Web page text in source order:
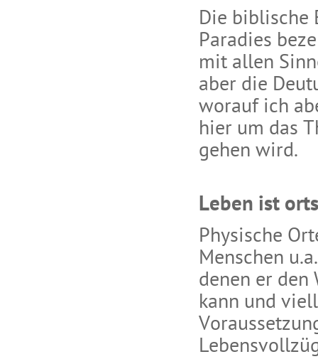
Die biblische
Paradies
mit allen
aber die
worauf ich
hier um das
gehen wird.
Leben ist
Physische
Menschen
denen er den
kann und